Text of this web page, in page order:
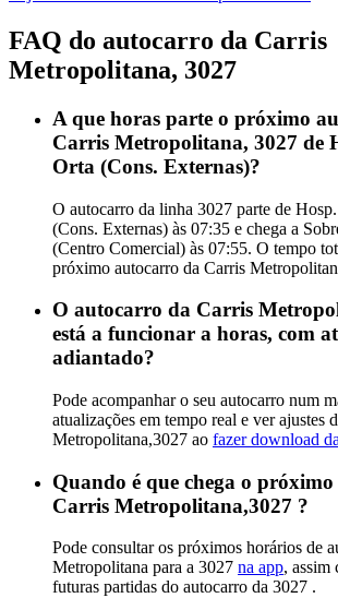
FAQ do autocarro da Carris
Metropolitana, 3027
A que horas parte o próximo
Carris Metropolitana, 3027 de
Orta (Cons. Externas)?
O autocarro da linha 3027 parte de
(Cons. Externas) às 07:35 e chega a
(Centro Comercial) às 07:55. O tempo
próximo autocarro da Carris
O autocarro da Carris
está a funcionar a horas, com
adiantado?
Pode acompanhar o seu autocarro num
atualizações em tempo real e ver ajustes
Metropolitana,3027 ao fazer download
Quando é que chega o
Carris Metropolitana,3027 ?
Pode consultar os próximos horários de
Metropolitana para a 3027 na app, assim
futuras partidas do autocarro da 3027 .